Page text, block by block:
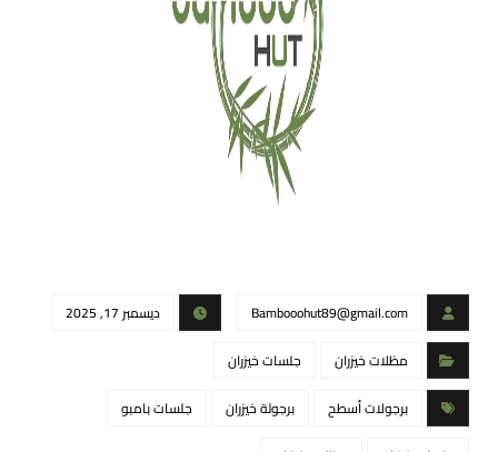
Bambooohut89@gmail.com
ديسمبر 17, 2025
مظلات خيزران
جلسات خيزران
برجولات أسطح
برجولة خيزران
جلسات بامبو